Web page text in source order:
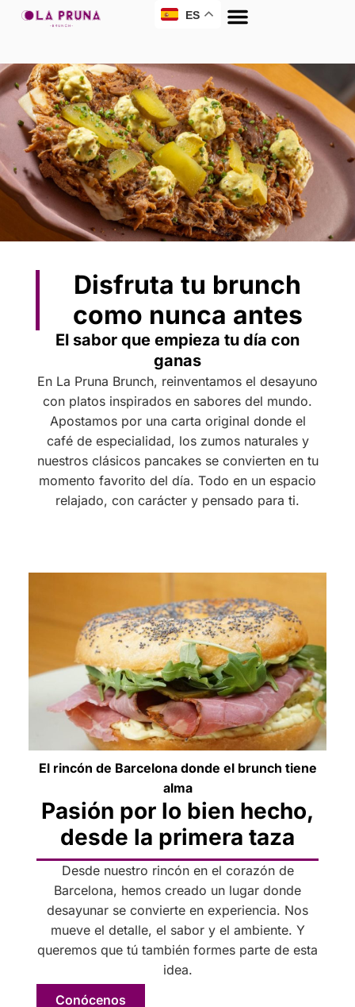
ES
Disfruta tu brunch
como nunca antes
El sabor que empieza tu día con
ganas
En La Pruna Brunch, reinventamos el desayuno
con platos inspirados en sabores del mundo.
Apostamos por una carta original donde el
café de especialidad, los zumos naturales y
nuestros clásicos pancakes se convierten en tu
momento favorito del día. Todo en un espacio
relajado, con carácter y pensado para ti.
El rincón de Barcelona donde el brunch tiene
alma
Pasión por lo bien hecho,
desde la primera taza
Desde nuestro rincón en el corazón de
Barcelona, hemos creado un lugar donde
desayunar se convierte en experiencia. Nos
mueve el detalle, el sabor y el ambiente. Y
queremos que tú también formes parte de esta
idea.
Conócenos